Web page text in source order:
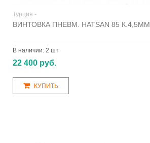
Турция -
ВИНТОВКА ПНЕВМ. HATSAN 85 К.4,5ММ
В наличии: 2 шт
22 400 руб.
КУПИТЬ